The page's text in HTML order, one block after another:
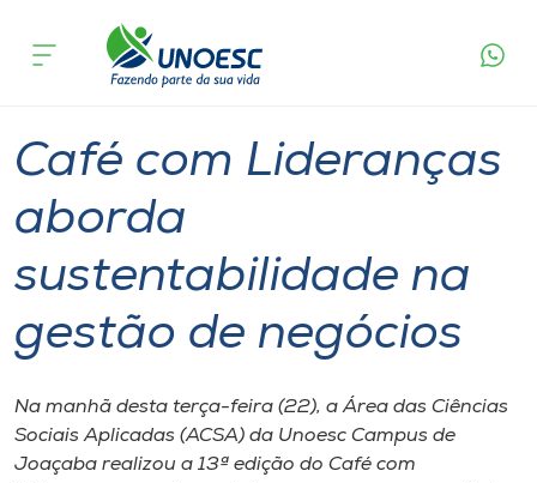
Cursos
Pesquisa
Atendimento ao Estudante
Portal de Ensino
A
acontece
Café com Lideranças
aborda
sustentabilidade na
gestão de negócios
Na manhã desta terça-feira (22), a Área das Ciências
Sociais Aplicadas (ACSA) da Unoesc Campus de
Joaçaba realizou a 13ª edição do Café com